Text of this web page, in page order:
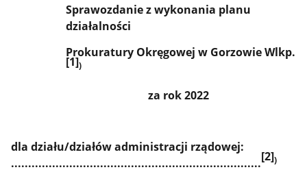
Sprawozdanie z wykonania planu
działalności
Prokuratury Okręgowej w Gorzowie Wlkp.
[1])
za rok 2022
dla działu/działów administracji rządowej:
.........................................................................[2])